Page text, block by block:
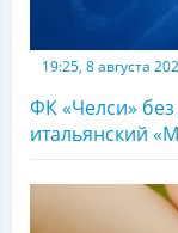
19:25, 8 августа
ФК «Челси»
итальянский